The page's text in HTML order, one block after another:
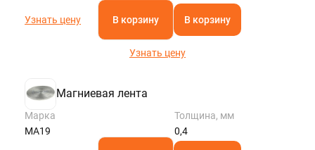
Узнать цену В корзину В корзину
Узнать цену
Магниевая лента
Марка
МА19
Толщина, мм
0,4